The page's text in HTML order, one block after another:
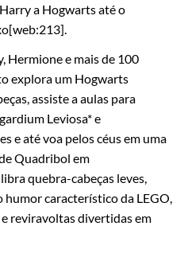
a Hogwarts até o
Hermione e mais de 100
explora um Hogwarts
assiste a aulas para
Leviosa* e
e até voa pelos céus em uma
Quadribol em
quebra-cabeças leves,
característico da LEGO,
reviravoltas divertidas em